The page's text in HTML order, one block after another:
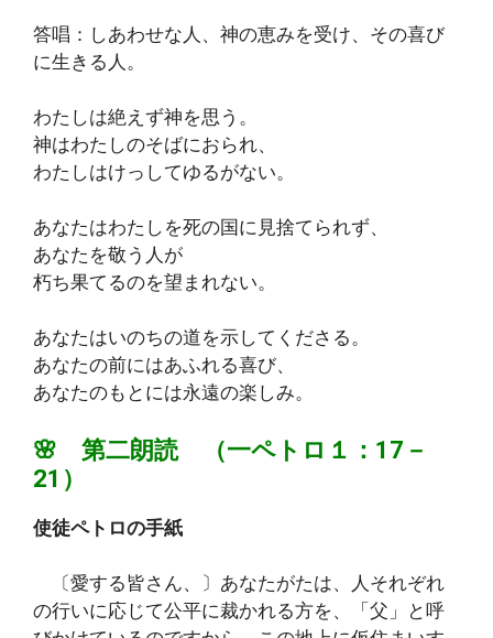
答唱：しあわせな人、神の恵みを受け、その喜び
に生きる人。
わたしは絶えず神を思う。
神はわたしのそばにおられ、
わたしはけっしてゆるがない。
あなたはわたしを死の国に見捨てられず、
あなたを敬う人が
朽ち果てるのを望まれない。
あなたはいのちの道を示してくださる。
あなたの前にはあふれる喜び、
あなたのもとには永遠の楽しみ。
🌸 第二朗読 （一ペトロ１：17－
21）
使徒ペトロの手紙
〔愛する皆さん、〕あなたがたは、人それぞれ
の行いに応じて公平に裁かれる方を、「父」と呼